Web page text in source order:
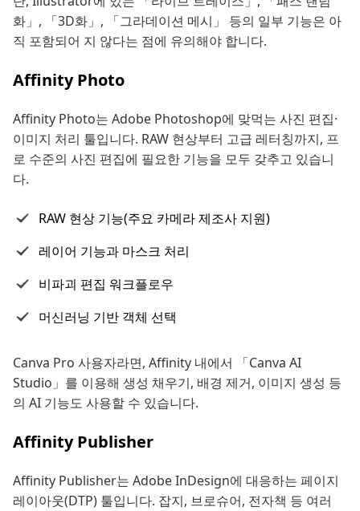
화」, 「3D화」, 「그라데이션 메시」 등의 일부 기능은 아
직 포함되어 지 않다는 점에 유의해야 합니다.
Affinity Photo
Affinity Photo는 Adobe Photoshop에 맞먹는 사진 편집·
이미지 처리 툴입니다. RAW 현상부터 고급 레터칭까지, 프
로 수준의 사진 편집에 필요한 기능을 모두 갖추고 있습니
다.
RAW 현상 기능(주요 카메라 제조사 지원)
레이어 기능과 마스크 처리
비파괴 편집 워크플로우
머신러닝 기반 객체 선택
Canva Pro 사용자라면, Affinity 내에서 「Canva AI
Studio」를 이용해 생성 채우기, 배경 제거, 이미지 생성 등
의 AI 기능도 사용할 수 있습니다.
Affinity Publisher
Affinity Publisher는 Adobe InDesign에 대응하는 페이지
레이아웃(DTP) 툴입니다. 잡지, 브로슈어, 전자책 등 여러